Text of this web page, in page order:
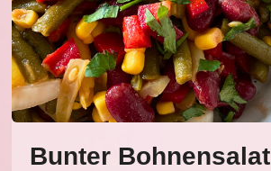
Bunter Bohnensalat